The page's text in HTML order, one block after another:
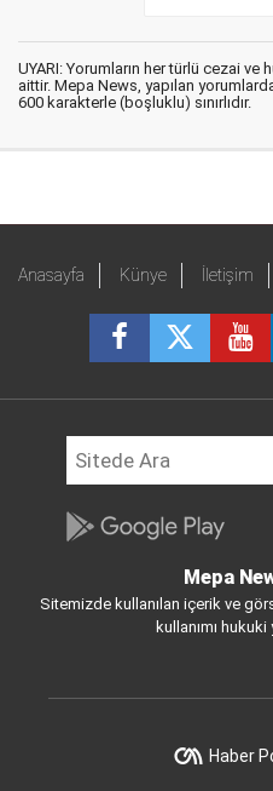
UYARI: Yorumların her türlü cezai
aittir. Mepa News, yapılan
600 karakterle (boşluklu) sınırlıdır.
Anasayfa Künye İletişim
Mepa
Sitemizde kullanılan içerik ve
kullanımı hukuki
Haber